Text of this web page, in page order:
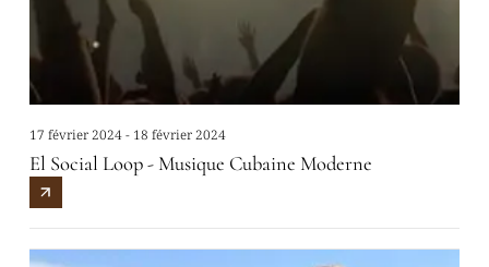
17 février 2024 - 18 février 2024
El Social Loop - Musique Cubaine Moderne